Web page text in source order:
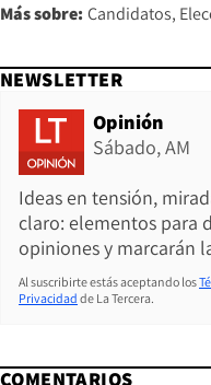
Más sobre: Candidatos
NEWSLETTER
Opinión
Sábado, AM
Ideas en tensión,
claro: elementos para
opiniones y marcarán
Al suscribirte estás aceptando los
Privacidad de La Tercera.
COMENTARIOS